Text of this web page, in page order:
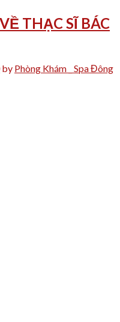
THẠC SĨ BÁC
by Phòng Khám _ Spa Đông